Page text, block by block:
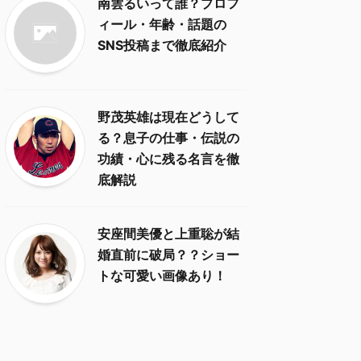
南雲るいって誰？プロフ
ィール・年齢・話題の
SNS投稿まで徹底紹介
野茂英雄は現在どうして
る？息子の仕事・伝説の
功績・心に残る名言を徹
底解説
安座間美優と上重聡が結
婚直前に破局？？ショー
トな可愛い画像あり！